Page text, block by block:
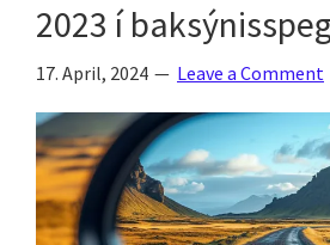
skemmtilegt
:)
2023 í
17. April, 2024 Leave a Comment